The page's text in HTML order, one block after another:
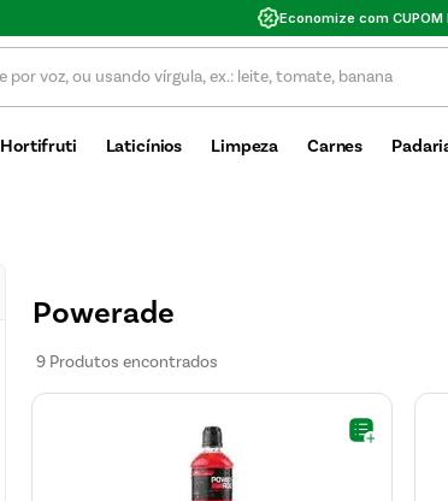
Valor mínimo
Hortifruti Laticínios Limpeza Carnes
Powerade
9 Produtos